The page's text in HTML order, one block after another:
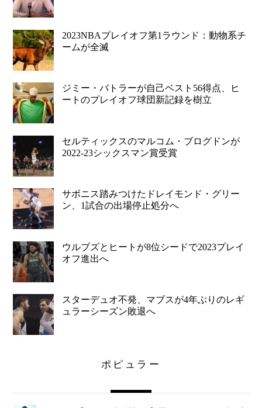
2023NBAプレイオフ第1ラウンド：動物系チ
ームが全滅
ジミー・バトラーが自己ベスト56得点、ヒ
ートのプレイオフ球団新記録を樹立
セルティックスのマルコム・ブログドンが
2022-23シックスマン賞受賞
サボニス踏みつけたドレイモンド・グリー
ン、1試合の出場停止処分へ
ウルブズとヒートが8位シードで2023プレイ
オフ進出へ
スターデュオ不発、マブスが4年ぶりのレギ
ュラーシーズン敗退へ
ポピュラー